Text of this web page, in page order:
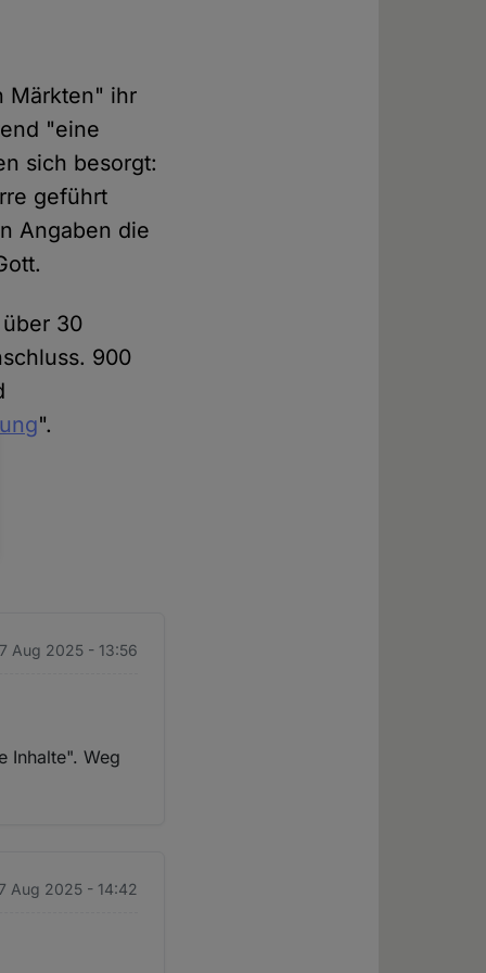
Märkten" ihr
"eine
sich besorgt:
geführt
Angaben die
30
900
".
Aug 2025 - 13:56
Inhalte". Weg
Aug 2025 - 14:42